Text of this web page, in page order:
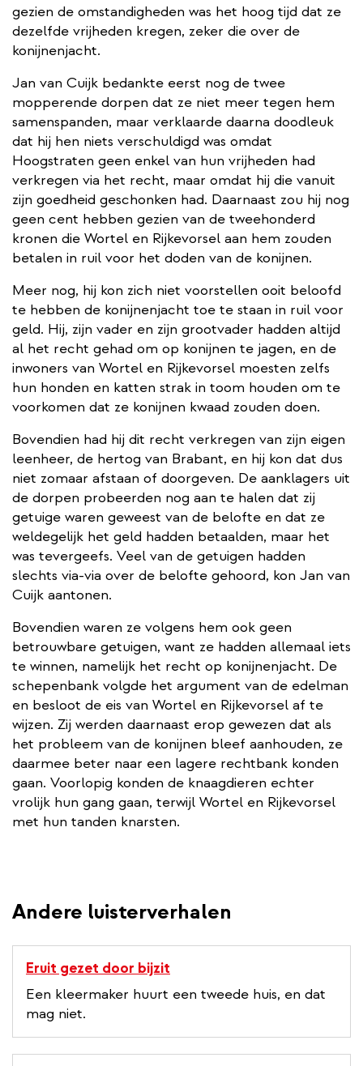
gezien de omstandigheden was het hoog tijd dat ze
dezelfde vrijheden kregen, zeker die over de
konijnenjacht.
Jan van Cuijk bedankte eerst nog de twee
mopperende dorpen dat ze niet meer tegen hem
samenspanden, maar verklaarde daarna doodleuk
dat hij hen niets verschuldigd was omdat
Hoogstraten geen enkel van hun vrijheden had
verkregen via het recht, maar omdat hij die vanuit
zijn goedheid geschonken had. Daarnaast zou hij nog
geen cent hebben gezien van de tweehonderd
kronen die Wortel en Rijkevorsel aan hem zouden
betalen in ruil voor het doden van de konijnen.
Meer nog, hij kon zich niet voorstellen ooit beloofd
te hebben de konijnenjacht toe te staan in ruil voor
geld. Hij, zijn vader en zijn grootvader hadden altijd
al het recht gehad om op konijnen te jagen, en de
inwoners van Wortel en Rijkevorsel moesten zelfs
hun honden en katten strak in toom houden om te
voorkomen dat ze konijnen kwaad zouden doen.
Bovendien had hij dit recht verkregen van zijn eigen
leenheer, de hertog van Brabant, en hij kon dat dus
niet zomaar afstaan of doorgeven. De aanklagers uit
de dorpen probeerden nog aan te halen dat zij
getuige waren geweest van de belofte en dat ze
weldegelijk het geld hadden betaalden, maar het
was tevergeefs. Veel van de getuigen hadden
slechts via-via over de belofte gehoord, kon Jan van
Cuijk aantonen.
Bovendien waren ze volgens hem ook geen
betrouwbare getuigen, want ze hadden allemaal iets
te winnen, namelijk het recht op konijnenjacht. De
schepenbank volgde het argument van de edelman
en besloot de eis van Wortel en Rijkevorsel af te
wijzen. Zij werden daarnaast erop gewezen dat als
het probleem van de konijnen bleef aanhouden, ze
daarmee beter naar een lagere rechtbank konden
gaan. Voorlopig konden de knaagdieren echter
vrolijk hun gang gaan, terwijl Wortel en Rijkevorsel
met hun tanden knarsten.
Andere luisterverhalen
Eruit gezet door bijzit
Een kleermaker huurt een tweede huis, en dat
mag niet.